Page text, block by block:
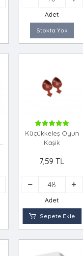
Adet
Stokta Yok
Küçükkeleş Oyun
Kaşik
7,59 TL
Adet
Sepete Ekle